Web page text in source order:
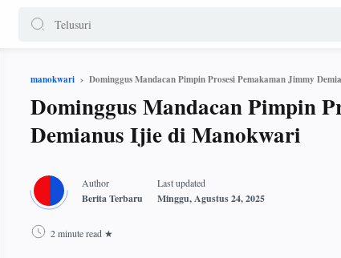
manokwari Dominggus Mandacan Pimpin Prosesi Pemakaman Jimmy
Dominggus Mandacan Pimpin
Demianus Ijie di Manokwari
2 minute read